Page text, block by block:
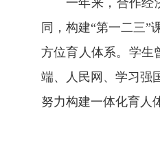
一年来，合作经
同，构建“第一二三”
方位育人体系。学生
端、人民网、学习强
努力构建一体化育人